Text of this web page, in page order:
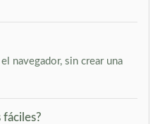
navegador, sin crear una